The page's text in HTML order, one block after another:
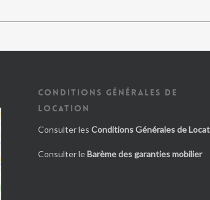
CONDITIONS GÉNÉRALES DE
LOCATION
Consulter les Conditions Générales de
Consulter leBarème des garanties mobilier